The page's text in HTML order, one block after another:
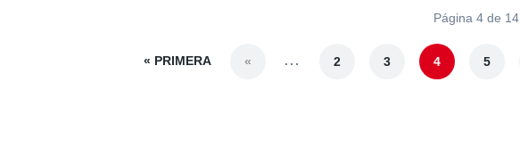
Página 4 de 14
« PRIMERA « ... 2 3 4 5